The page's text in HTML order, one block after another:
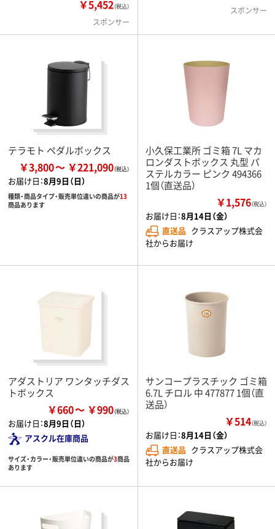
￥5,452（税込）
スポンサー
スポンサー
テラモト ペダルボックス
￥3,800 ￥221,090
お届け日：8月9日（日）
種類・商品タイプ・販売単位違いの商品が13
商品あります
小久保工業所 ゴミ箱 7L マカ
ロンダストボックス 丸型 パ
ステルカラー ピンク 494366
1個（直送品）
￥1,576（税込）
お届け日：8月14日（金）
直送品 クラスアップ株式会
社からお届け
アダストリア ワンタッチダス
トボックス
￥660 ￥990
お届け日：8月9日（日）
アスクル在庫商品
サイズ・カラー・販売単位違いの商品が3商品
あります
サンコープラスチック ゴミ箱
6.7L チロル 中 477877 1個（直
送品）
￥514（税込）
お届け日：8月14日（金）
直送品 クラスアップ株式会
社からお届け